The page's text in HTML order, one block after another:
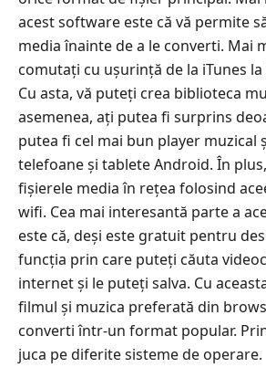
acest software este că vă permite
media înainte de a le converti. Mai
comutați cu ușurință de la iTunes
Cu asta, vă puteți crea biblioteca
asemenea, ați putea fi surprins
putea fi cel mai bun player muzical
telefoane și tablete Android. În
fișierele media în rețea folosind
wifi. Cea mai interesantă parte a
este că, deși este gratuit pentru
funcția prin care puteți căuta
internet și le puteți salva. Cu
filmul și muzica preferată din
converti într-un format popular.
juca pe diferite sisteme de operare.